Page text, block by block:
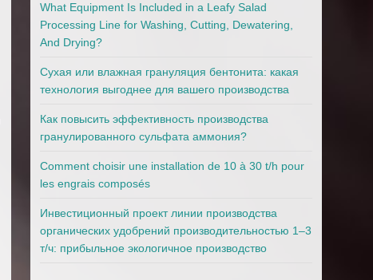
What Equipment Is Included in a Leafy Salad
Processing Line for Washing, Cutting, Dewatering,
And Drying?
Сухая или влажная грануляция бентонита: какая
технология выгоднее для вашего производства
Как повысить эффективность производства
гранулированного сульфата аммония?
Comment choisir une installation de 10 à 30 t/h pour
les engrais composés
Инвестиционный проект линии производства
органических удобрений производительностью 1–3
т/ч: прибыльное экологичное производство